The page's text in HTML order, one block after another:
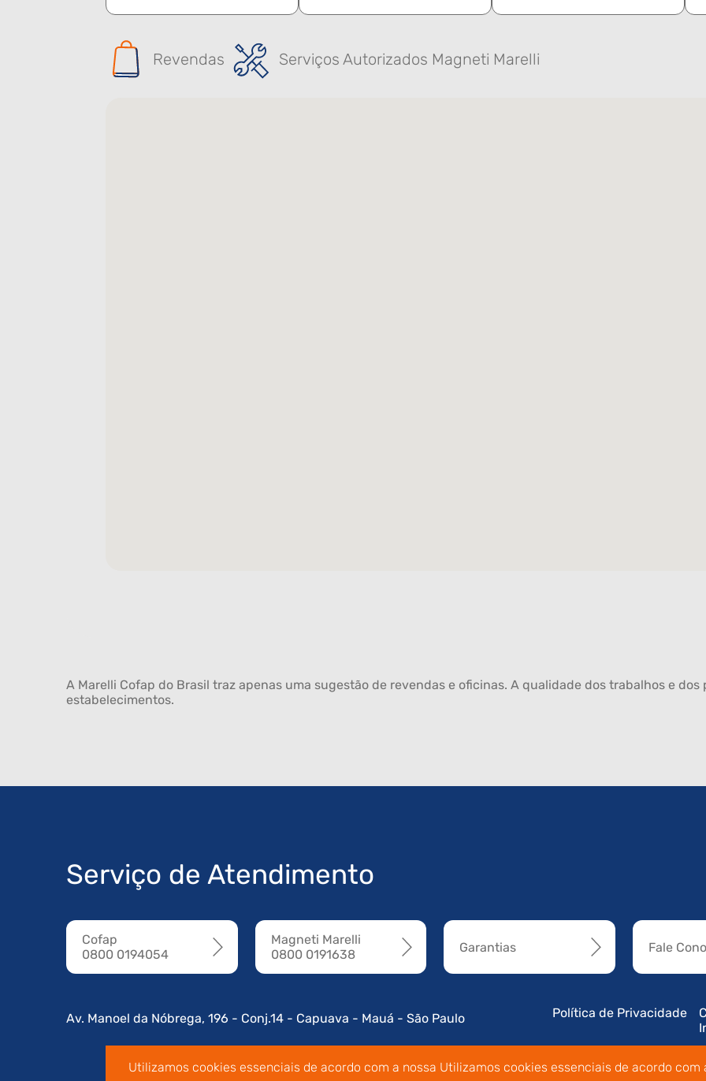
Utilizamos cookies essenciais de acordo com a nossa Utilizamos cookies essenciais de acordo com
Revendas Serviços Autorizados Magneti Marelli
A Marelli Cofap do Brasil traz apenas uma sugestão de revendas e oficinas. A qualidade dos trabalhos e
estabelecimentos.
Serviço de Atendimento
Cofap
0800 0194054
Magneti Marelli
0800 0191638
Garantias Fale
Av. Manoel da Nóbrega, 196 - Conj.14 - Capuava - Mauá - São Paulo Política de Privacidade